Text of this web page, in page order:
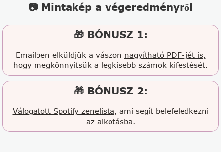
📷 Mintakép a végeredményről
🎁 BÓNUSZ 1:
Emailben elküldjük a vászon nagyítható PDF-jét is,
hogy megkönnyítsük a legkisebb számok kifestését.
🎁 BÓNUSZ 2:
Válogatott Spotify zenelista, ami segít belefeledkezni
az alkotásba.